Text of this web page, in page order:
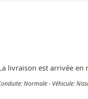
livraison est arrivée en
Normale - Véhicule: